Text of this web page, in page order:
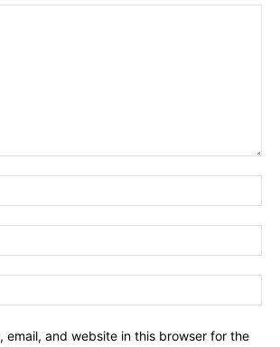
email, and website in this browser for the